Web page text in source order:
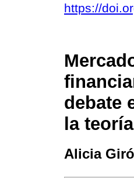
https://
debate
la
Alicia